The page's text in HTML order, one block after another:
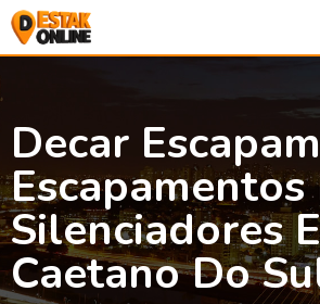
Decar
Escapamentos
Silenciadores
Caetano Do